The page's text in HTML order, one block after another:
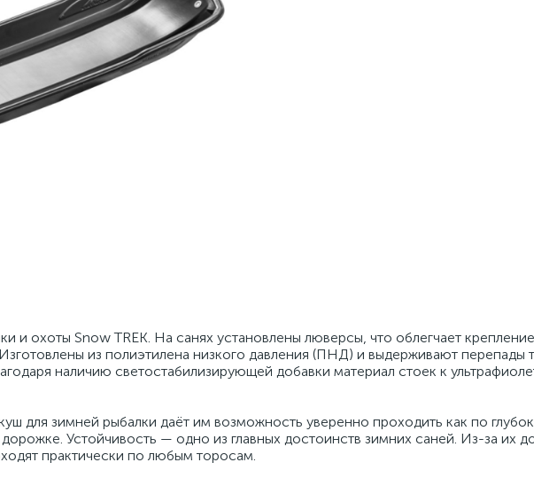
и охоты Snow TREK. На санях установлены люверсы, что облегчает
из полиэтилена низкого давления (ПНД) и выдерживают перепады
наличию светостабилизирующей добавки материал стоек к
для зимней рыбалки даёт им возможность уверенно проходить как по
Устойчивость — одно из главных достоинств зимних саней. Из-за их
практически по любым торосам.